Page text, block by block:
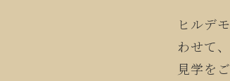
ヒルデ
わせて
見学を